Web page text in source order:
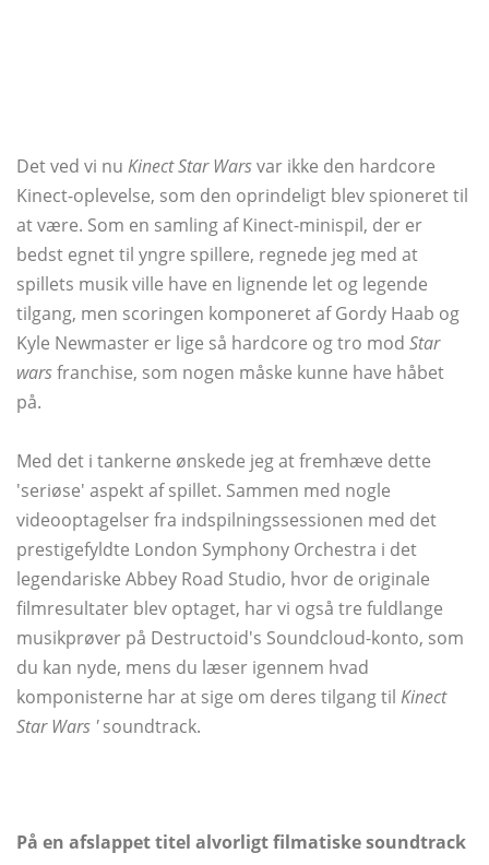
Det ved vi nu Kinect Star Warsvar ikke den hardcore
Kinect-oplevelse, som den oprindeligt blev spioneret til
at være. Som en samling af Kinect-minispil, der er
bedst egnet til yngre spillere, regnede jeg med at
spillets musik ville have en lignende let og legende
tilgang, men scoringen komponeret af Gordy Haab og
Kyle Newmaster er lige så hardcore og tro mod Star
warsfranchise, som nogen måske kunne have håbet
på.
Med det i tankerne ønskede jeg at fremhæve dette
'seriøse' aspekt af spillet. Sammen med nogle
videooptagelser fra indspilningssessionen med det
prestigefyldte London Symphony Orchestra i det
legendariske Abbey Road Studio, hvor de originale
filmresultater blev optaget, har vi også tre fuldlange
musikprøver på Destructoid's Soundcloud-konto, som
du kan nyde, mens du læser igennem hvad
komponisterne har at sige om deres tilgang til Kinect
Star Wars 'soundtrack.
På en afslappet titel alvorligt filmatiske soundtrack